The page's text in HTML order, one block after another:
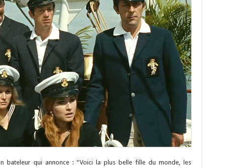
bateleur qui annonce : “Voici la plus belle fille du monde, les